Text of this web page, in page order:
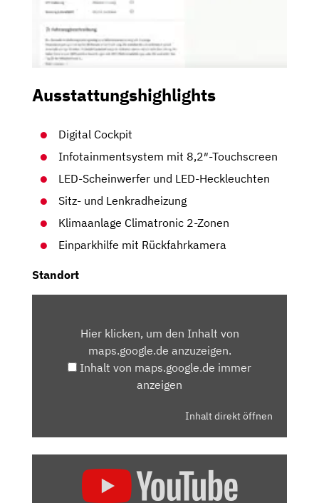
Ausstattungshighlights
Digital Cockpit
Infotainmentsystem mit 8,2″-Touchscreen
LED-Scheinwerfer und LED-Heckleuchten
Sitz- und Lenkradheizung
Klimaanlage Climatronic 2-Zonen
Einparkhilfe mit Rückfahrkamera
Standort
MAPS.GOOGLE.DEHier klicken, um den Inhalt von
maps.google.de anzuzeigen.
Inhalt von maps.google.de immer
anzeigen
Inhalt direkt öffnen